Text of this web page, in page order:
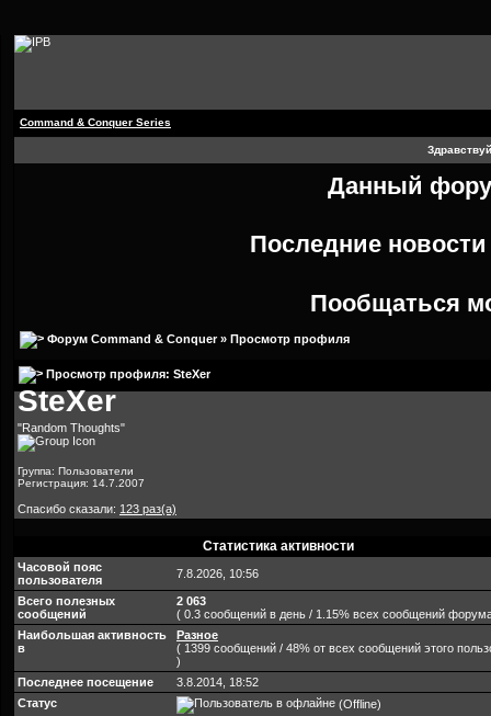
Command & Conquer Series
Данный
Последние
Пообщаться
Форум Command & Conquer» Просмотр профиля
Просмотр профиля: SteXer
SteXer
"Random Thoughts"
Группа: Пользователи
Регистрация: 14.7.2007
Спасибо сказали: 123 раз(а)
Статистика активности
Часовой пояс
пользователя
7.8.2026, 10:56
Всего полезных
сообщений
2 063
( 0.3 сообщений в день / 1.15% всех сообщений
Наибольшая активность
в
Разное
( 1399 сообщений / 48% от всех сообщений этого
)
Последнее посещение
3.8.2014, 18:52
Статус
(Offline)